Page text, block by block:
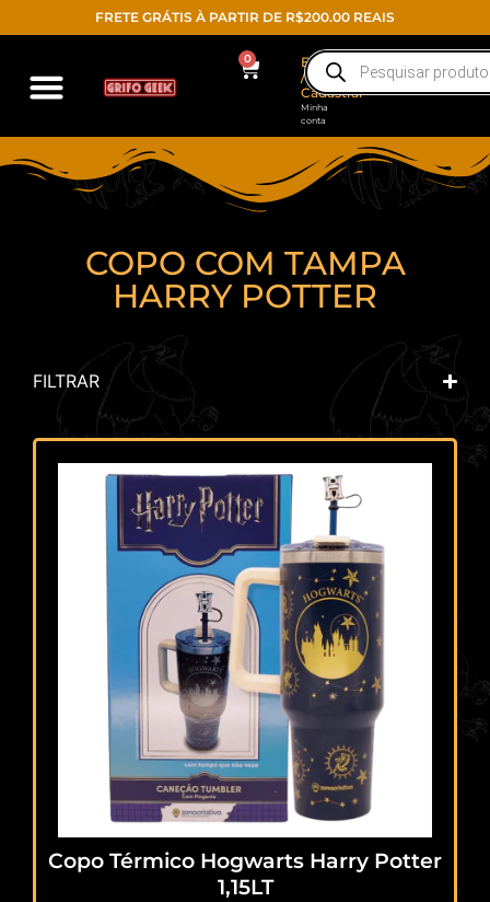
FRETE GRÁTIS À PARTIR DE R$200.00 REAIS
0
Entrar
/
Cadastrar
Minha
conta
COPO COM TAMPA
HARRY POTTER
FILTRAR
Copo Térmico Hogwarts Harry Potter
1,15LT